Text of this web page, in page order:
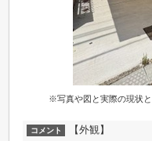
※写真や図と実際の現状
コメント 【外観】